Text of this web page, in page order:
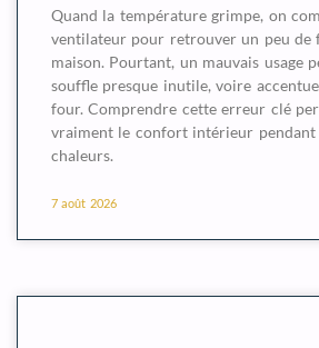
Quand la température grimpe, on
ventilateur pour retrouver un peu de
maison. Pourtant, un mauvais usage
souffle presque inutile, voire
four. Comprendre cette erreur clé
vraiment le confort intérieur pendant
chaleurs.
7 août 2026